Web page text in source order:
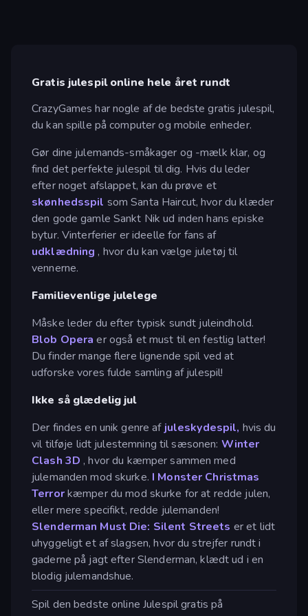
Gratis julespil online hele året rundt
CrazyGames har nogle af de bedste gratis julespil,
du kan spille på computer og mobile enheder.
Gør dine julemands-småkager og -mælk klar, og
find det perfekte julespil til dig. Hvis du leder
efter noget afslappet, kan du prøve et
skønhedsspil som Santa Haircut, hvor du klæder
den gode gamle Sankt Nik ud inden hans episke
bytur. Vinterferier er ideelle for fans af
udklædning , hvor du kan vælge juletøj til
vennerne.
Familievenlige julelege
Måske leder du efter typisk sundt juleindhold.
Blob Opera er også et must til en festlig latter!
Du finder mange flere lignende spil ved at
udforske vores fulde samling af julespil!
Ikke så glædelig jul
Der findes en unik genre af juleskydespil, hvis du
vil tilføje lidt julestemning til sæsonen: Winter
Clash 3D , hvor du kæmper sammen med
julemanden mod skurke. I Monster Christmas
Terrorkæmper du mod skurke for at redde julen,
eller mere specifikt, redde julemanden!
Slenderman Must Die: Silent Streets er et lidt
uhyggeligt et af slagsen, hvor du strejfer rundt i
gaderne på jagt efter Slenderman, klædt ud i en
blodig julemandshue.
Spil den bedste online Julespil gratis på